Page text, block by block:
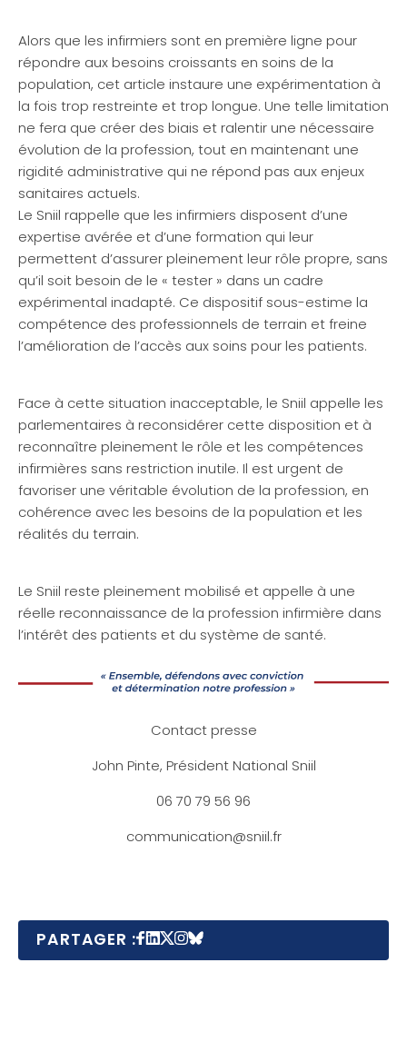
Alors que les infirmiers sont en première ligne pour
répondre aux besoins croissants en soins de la
population, cet article instaure une expérimentation à
la fois trop restreinte et trop longue. Une telle limitation
ne fera que créer des biais et ralentir une nécessaire
évolution de la profession, tout en maintenant une
rigidité administrative qui ne répond pas aux enjeux
sanitaires actuels.
Le Sniil rappelle que les infirmiers disposent d’une
expertise avérée et d’une formation qui leur
permettent d’assurer pleinement leur rôle propre, sans
qu’il soit besoin de le « tester » dans un cadre
expérimental inadapté. Ce dispositif sous-estime la
compétence des professionnels de terrain et freine
l’amélioration de l’accès aux soins pour les patients.
Face à cette situation inacceptable, le Sniil appelle les
parlementaires à reconsidérer cette disposition et à
reconnaître pleinement le rôle et les compétences
infirmières sans restriction inutile. Il est urgent de
favoriser une véritable évolution de la profession, en
cohérence avec les besoins de la population et les
réalités du terrain.
Le Sniil reste pleinement mobilisé et appelle à une
réelle reconnaissance de la profession infirmière dans
l’intérêt des patients et du système de santé.
Contact presse
John Pinte, Président National Sniil
06 70 79 56 96
communication@sniil.fr
PARTAGER :